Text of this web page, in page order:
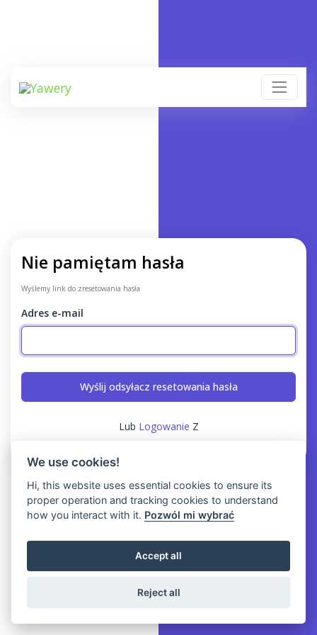
Nie pamiętam hasła
Wyślemy link do zresetowania hasła
Adres e-mail
Wyślij odsyłacz resetowania hasła
Lub Logowanie Z
Copyright © Yawery 2026
We use cookies!
Hi, this website uses essential cookies to ensure its
proper operation and tracking cookies to understand
how you interact with it. Pozwól mi wybrać
Accept all
Reject all